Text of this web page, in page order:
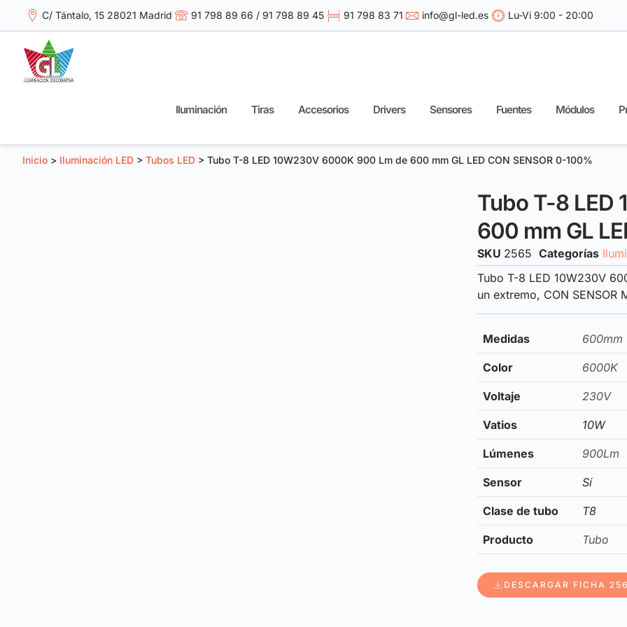
C/ Tántalo, 15 28021 Madrid 91 798 89 66 / 91 798 89 45 91 798 83 71 info@gl-led.es Lu-Vi 9:00 - 20:00
Iluminación Tiras Accesorios Drivers Sensores Fuentes Módulos
Inicio > Iluminación LED > Tubos LED > Tubo T-8 LED 10W230V 6000K 900 Lm de 600 mm GL LED CON SENSOR 0-100%
Tubo T-8 LED
600 mm GL
SKU 2565 Categorías
Tubo T-8 LED 10W230V
un extremo, CON SENSOR
Medidas 600mm
Color 6000K
Voltaje 230V
Vatios 10W
Lúmenes 900Lm
Sensor Sí
Clase de tubo T8
Producto Tubo
DESCARGAR FICHA